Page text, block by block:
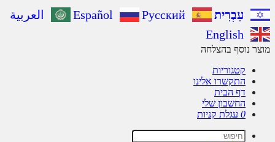
עִבְרִית Español Русский
العربية
English
נוסף בהצלחה
קטגוריות
התקשרו אלינו
דף הבית
החשבון שלי
עגלת קניות